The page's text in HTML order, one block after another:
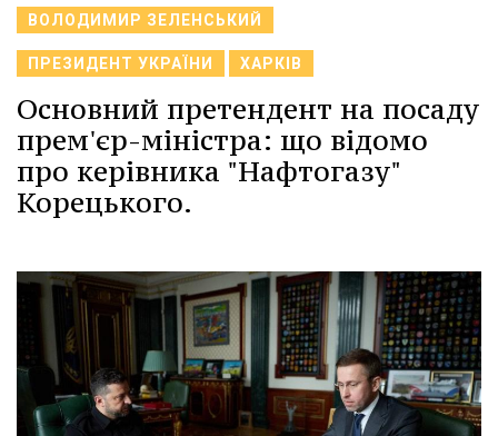
ВОЛОДИМИР ЗЕЛЕНСЬКИЙ
ПРЕЗИДЕНТ УКРАЇНИ ХАРКІВ
Основний претендент на посаду
прем'єр-міністра: що відомо
про керівника "Нафтогазу"
Корецького.